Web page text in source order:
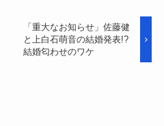
「重大なお知らせ」佐藤健
と上白石萌音の結婚発表!?
結婚匂わせのワケ